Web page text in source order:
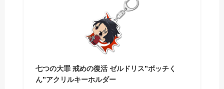
七つの大罪 戒めの復活 ゼルドリス”ボッチく
ん”アクリルキーホルダー